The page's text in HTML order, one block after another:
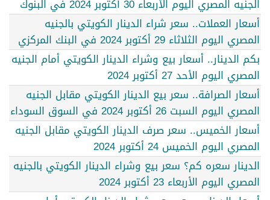
الجنيه المصري اليوم الأربعاء 30 أكتوبر 2024 في البنوك
أسعار العملات.. سعر شراء الدينار الكويتي بالجنيه
المصري اليوم الثلاثاء 29 أكتوبر 2024 في البنك المركزي
بكم الدينار.. أسعار بيع وشراء الدينار الكويتي أمام الجنيه
المصري اليوم الأحد 27 أكتوبر 2024
أسعار الصرافة.. سعر بيع الدينار الكويتي مقابل الجنيه
المصري اليوم السبت 26 أكتوبر 2024 في السوق السوداء
أسعار الخميس.. سعر صرف الدينار الكويتي مقابل الجنيه
المصري اليوم الخميس 24 أكتوبر 2024
الدينار سعره كم؟ سعر بيع وشراء الدينار الكويتي بالجنيه
المصري اليوم الأربعاء 23 أكتوبر 2024